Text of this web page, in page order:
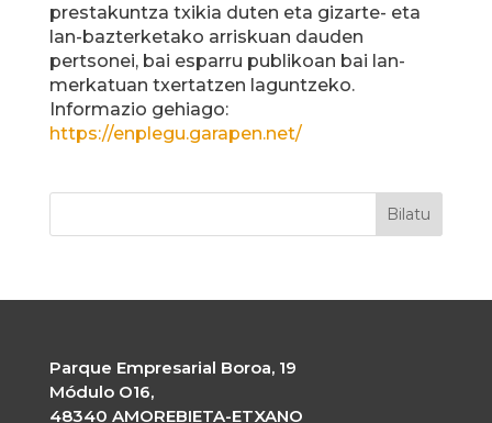
prestakuntza txikia duten eta gizarte- eta
lan-bazterketako arriskuan dauden
pertsonei, bai esparru publikoan bai lan-
merkatuan txertatzen laguntzeko.
Informazio gehiago:
https://enplegu.garapen.net/
Parque Empresarial Boroa, 19
Módulo O16,
48340 AMOREBIETA-ETXANO